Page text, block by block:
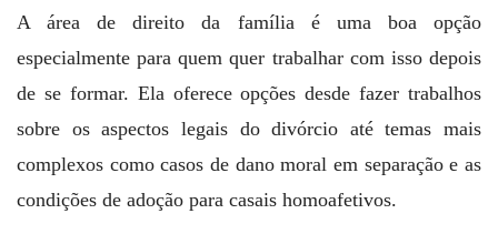
A área de direito da família é uma boa opção
especialmente para quem quer trabalhar com isso depois
de se formar. Ela oferece opções desde fazer trabalhos
sobre os aspectos legais do divórcio até temas mais
complexos como casos de dano moral em separação e as
condições de adoção para casais homoafetivos.